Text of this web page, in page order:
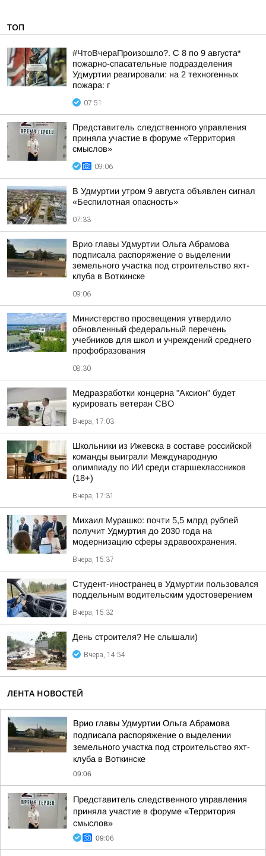
ТОП
#ЧтоВчераПроизошло?. С 8 по 9 августа*
пожарно-спасательные подразделения
Удмуртии реагировали: на 2 техногенных
пожара: г
07:51
Представитель следственного управления
приняла участие в форуме «Территория
смыслов»
09:06
В Удмуртии утром 9 августа объявлен сигнал
«Беспилотная опасность»
07:33
Врио главы Удмуртии Ольга Абрамова
подписала распоряжение о выделении
земельного участка под строительство яхт-
клуба в Воткинске
09:06
Министерство просвещения утвердило
обновленный федеральный перечень
учебников для школ и учреждений среднего
профобразования
08:30
Медразработки концерна "Аксион" будет
курировать ветеран СВО
Вчера, 17:03
Школьники из Ижевска в составе российской
команды выиграли Международную
олимпиаду по ИИ среди старшеклассников
(18+)
Вчера, 17:31
Михаил Мурашко: почти 5,5 млрд рублей
получит Удмуртия до 2030 года на
модернизацию сферы здравоохранения.
Вчера, 15:37
Студент-иностранец в Удмуртии пользовался
поддельным водительским удостоверением
Вчера, 15:32
День строителя? Не слышали)
Вчера, 14:54
ЛЕНТА НОВОСТЕЙ
Врио главы Удмуртии Ольга Абрамова
подписала распоряжение о выделении
земельного участка под строительство яхт-
клуба в Воткинске
09:06
Представитель следственного управления
приняла участие в форуме «Территория
смыслов»
09:06